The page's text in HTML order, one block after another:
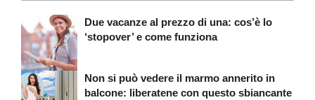
Due vacanze al prezzo di una: cos’è lo
‘stopover’ e come funziona
Non si può vedere il marmo annerito in
balcone: liberatene con questo sbiancante